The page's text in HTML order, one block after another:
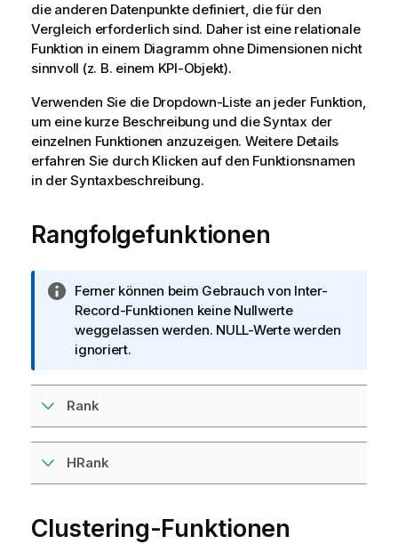
die anderen Datenpunkte definiert, die für den
Vergleich erforderlich sind. Daher ist eine relationale
Funktion in einem Diagramm ohne Dimensionen nicht
sinnvoll (z. B. einem KPI-Objekt).
Verwenden Sie die Dropdown-Liste an jeder Funktion,
um eine kurze Beschreibung und die Syntax der
einzelnen Funktionen anzuzeigen. Weitere Details
erfahren Sie durch Klicken auf den Funktionsnamen
in der Syntaxbeschreibung.
Rangfolgefunktionen
I
n
f
o
m
a
t
i
o
n
h
Ferner können beim Gebrauch von Inter-
Record-Funktionen keine Nullwerte
weggelassen werden. NULL-Werte werden
ignoriert.
Rank
HRank
Clustering-Funktionen